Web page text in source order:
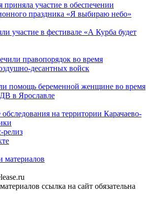
приняла участие в обеспечении
праздника «Я выбираю небо»
участие в фестивале «А Курба будет
правопорядок во время
десантных войск
помощь беременной женщине во время
в Ярославле
на территории Карачаево-
релиз
материалов
ссылка на сайт обязательна